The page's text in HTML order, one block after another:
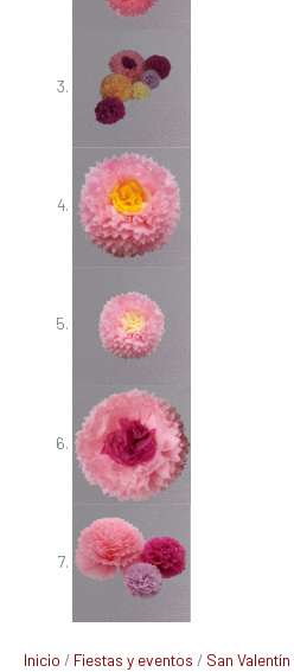
Inicio / Fiestas y eventos / San Valentín